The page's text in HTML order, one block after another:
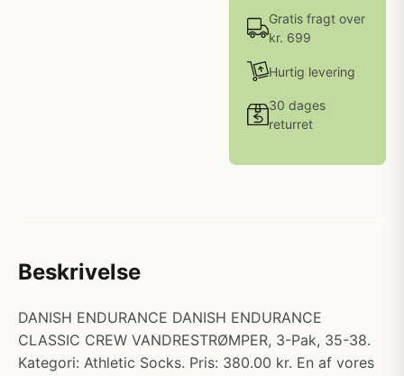
Gratis fragt over
kr. 699
Hurtig levering
30 dages
returret
Beskrivelse
DANISH ENDURANCE DANISH ENDURANCE
CLASSIC CREW VANDRESTRØMPER, 3-Pak, 35-38.
Kategori: Athletic Socks. Pris: 380.00 kr. En af vores